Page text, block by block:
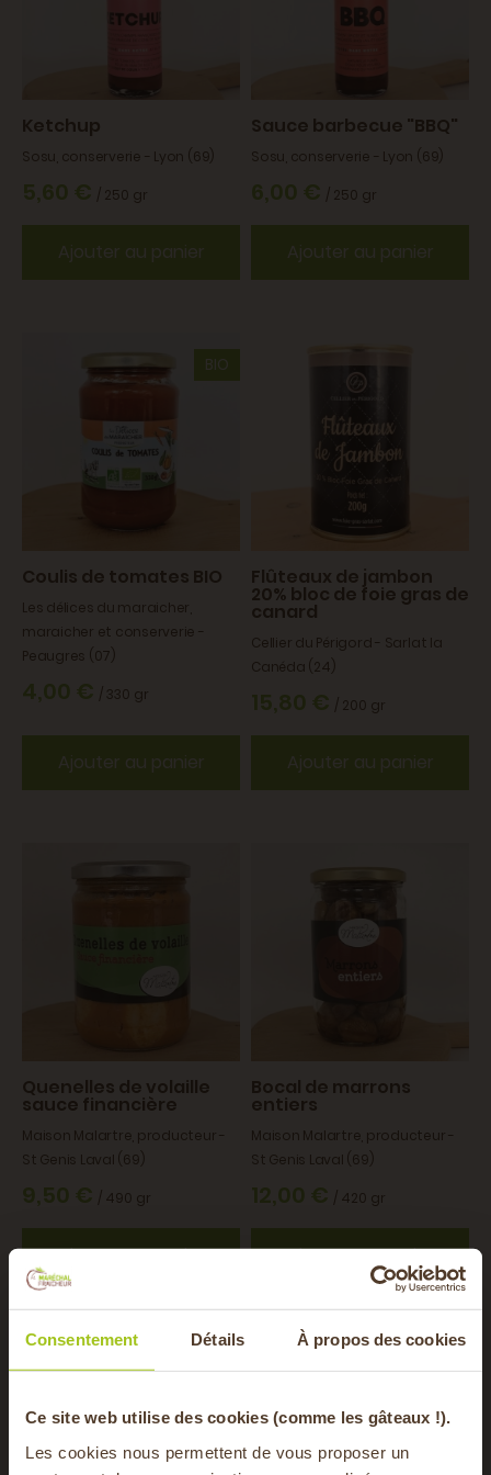
Consentement Détails À propos des cookies
Ce site web utilise des cookies (comme les gâteaux !).
Les cookies nous permettent de vous proposer un
Ketchup
Sosu, conserverie - Lyon (69)
5,60 € / 250 gr
Ajouter au panier
Sauce barbecue "BBQ"
Sosu, conserverie - Lyon (69)
6,00 € / 250 gr
Ajouter au panier
BIO
Coulis de tomates BIO
Les délices du maraicher,
maraicher et conserverie -
Peaugres (07)
4,00 € / 330 gr
Ajouter au panier
Flûteaux de jambon
20% bloc de foie gras de
canard
Cellier du Périgord - Sarlat la
Canéda (24)
15,80 € / 200 gr
Ajouter au panier
Quenelles de volaille
sauce financière
Maison Malartre, producteur -
St Genis Laval (69)
9,50 € / 490 gr
Ajouter au panier
Bocal de marrons
entiers
Maison Malartre, producteur -
St Genis Laval (69)
12,00 € / 420 gr
Ajouter au panier
BIO
AOP
BIO
-20% offerts sur